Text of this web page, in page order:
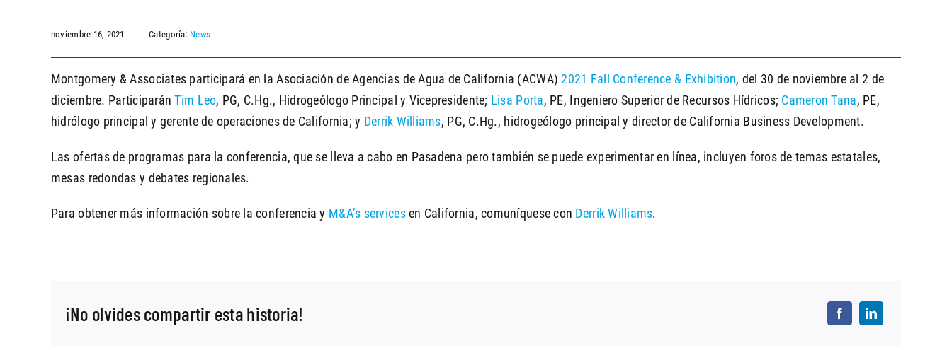
noviembre 16, 2021 Categoría: News
Montgomery & Associates participará en la Asociación de Agencias de Agua de California (ACWA)2021 Fall Conference & Exhibition, del 30 de noviembre al 2 de
diciembre. ParticiparánTim Leo, PG, C.Hg., Hidrogeólogo Principal y Vicepresidente; Lisa Porta, PE, Ingeniero Superior de Recursos Hídricos; Cameron Tana, PE,
hidrólogo principal y gerente de operaciones de California; y Derrik Williams, PG, C.Hg., hidrogeólogo principal y director de California Business Development.
Las ofertas de programas para la conferencia, que se lleva a cabo en Pasadena pero también se puede experimentar en línea, incluyen foros de temas estatales,
mesas redondas y debates regionales.
Para obtener más información sobre la conferencia y M&A’s servicesen California, comuníquese con Derrik Williams.
¡No olvides compartir esta historia!